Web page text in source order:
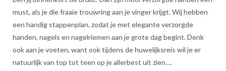
must, als je die fraaie trouwring aan je vinger krijgt. Wij hebben
een handig stappenplan, zodat je met elegante verzorgde
handen, nagels en nagelriemen aan je grote dag begint. Denk
ook aan je voeten, want ook tijdens de huwelijksreis wil je er
natuurlijk van top tot teen op je allerbest uit zien….